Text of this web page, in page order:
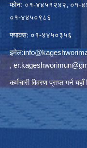
फोन: ०१-४४५१२४२, ०१-
०१-४४५०९८६
फ्याक्स: ०१-४४५०३५६
इमेल:
,
कर्मचारी विवरण प्राप्त गर्न